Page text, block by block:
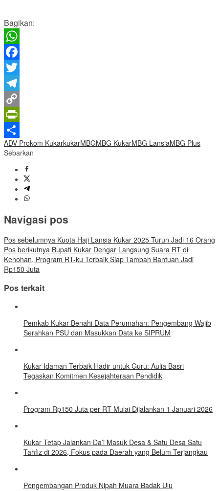
Bagikan:
WhatsApp
Facebook
Twitter
Telegram
Copy
Link
PrintFriendly
Share
ADV Prokom KukarkukarMBGMBG KukarMBG LansiaMBG Plus
Sebarkan
Navigasi pos
Pos sebelumnya Kuota Haji Lansia Kukar 2025 Turun Jadi 16 Orang
Pos berikutnya Bupati Kukar Dengar Langsung Suara RT di
Kenohan, Program RT-ku Terbaik Siap Tambah Bantuan Jadi
Rp150 Juta
Pos terkait
Pemkab Kukar Benahi Data Perumahan: Pengembang Wajib
Serahkan PSU dan Masukkan Data ke SIPRUM
Kukar Idaman Terbaik Hadir untuk Guru: Aulia Basri
Tegaskan Komitmen Kesejahteraan Pendidik
Program Rp150 Juta per RT Mulai Dijalankan 1 Januari 2026
Kukar Tetap Jalankan Da’i Masuk Desa & Satu Desa Satu
Tahfiz di 2026, Fokus pada Daerah yang Belum Terjangkau
Pengembangan Produk Nipah Muara Badak Ulu